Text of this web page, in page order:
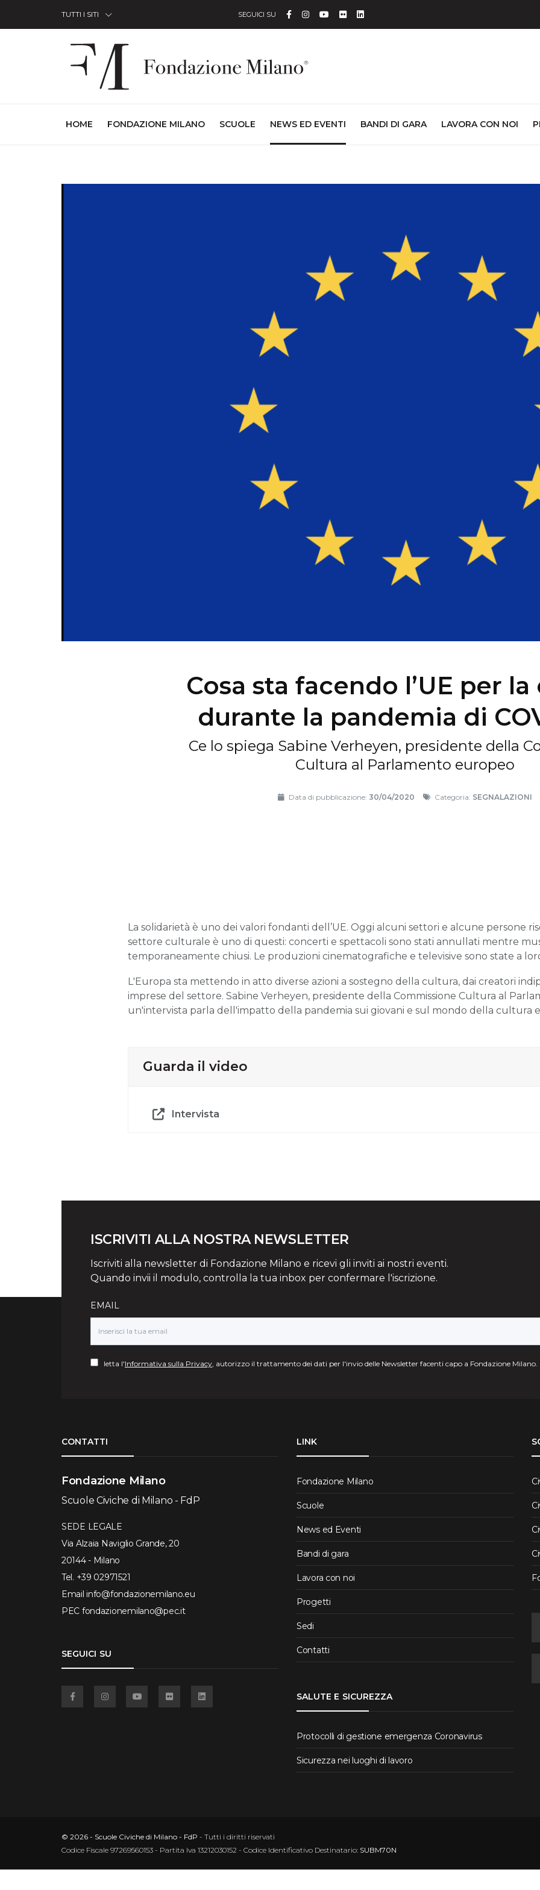
TUTTI I SITI SEGUICI SU Facebook
Instagram
YouTube
FlickrLinkedin
HOME (CURRENT)
FONDAZIONE MILANO SCUOLE NEWS ED EVENTI BANDI DI GARA LAVORA CON NOI
Cosa sta facendo l’UE per
durante la pandemia di
Ce lo spiega Sabine Verheyen, presidente della
Cultura al Parlamento europeo
Data di pubblicazione: 30/04/2020 Categoria: SEGNALAZIONI
La solidarietà è uno dei valori fondanti dell’UE. Oggi alcuni settori e alcune persone
settore culturale è uno di questi: concerti e spettacoli sono stati annullati mentre
temporaneamente chiusi. Le produzioni cinematografiche e televisive sono state a
L'Europa sta mettendo in atto diverse azioni a sostegno della cultura, dai creatori
imprese del settore. Sabine Verheyen, presidente della Commissione Cultura al
un'intervista parla dell'impatto della pandemia sui giovani e sul mondo della cultura
Guarda il video
Intervista
ISCRIVITI ALLA NOSTRA NEWSLETTER
Iscriviti alla newsletter di Fondazione Milano e ricevi gli inviti ai nostri eventi.
Quando invii il modulo, controlla la tua inbox per confermare l'iscrizione.
EMAIL
letta l'Informativa sulla Privacy , autorizzo il trattamento dei dati per l'invio delle Newsletter facenti capo a Fondazione Milano.
CONTATTI
Fondazione Milano
Scuole Civiche di Milano - FdP
SEDE LEGALE
Via Alzaia Naviglio Grande, 20
20144 - Milano
Tel. +39 02971521
Email info@fondazionemilano.eu
PEC fondazionemilano@pec.it
SEGUICI SU
LINK
Fondazione Milano
Scuole
News ed Eventi
Bandi di gara
Lavora con noi
Progetti
Sedi
Contatti
SALUTE E SICUREZZA
Protocolli di gestione emergenza Coronavirus
Sicurezza nei luoghi di lavoro
© 2026 - Scuole Civiche di Milano - FdP - Tutti i diritti riservati
Codice Fiscale 97269560153 - Partita Iva 13212030152 - Codice Identificativo Destinatario: SUBM70N